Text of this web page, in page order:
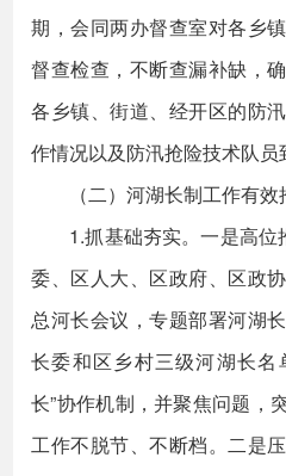
期，会同两办督查室对各乡
督查检查，不断查漏补缺，
各乡镇、街道、经开区的防
作情况以及防汛抢险技术队员
（二）河湖长制工作有效
1.抓基础夯实。一是高
委、区人大、区政府、区政
总河长会议，专题部署河湖
长委和区乡村三级河湖长名
长”协作机制，并聚焦问题，
工作不脱节、不断档。二是